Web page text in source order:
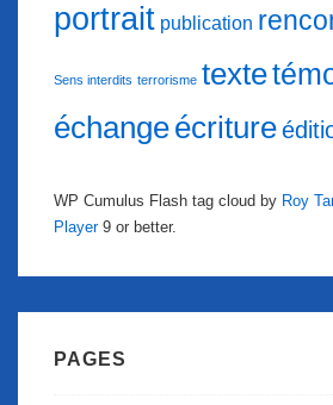
portrait publication
Sens interdits terrorisme texte
échangeécriture
WP Cumulus Flash tag cloud by Roy
Player9 or better.
PAGES